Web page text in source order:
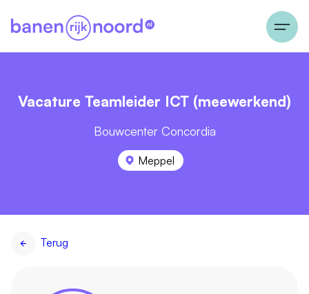
Vacature Teamleider ICT (meewerkend)
Bouwcenter Concordia
Meppel
Terug